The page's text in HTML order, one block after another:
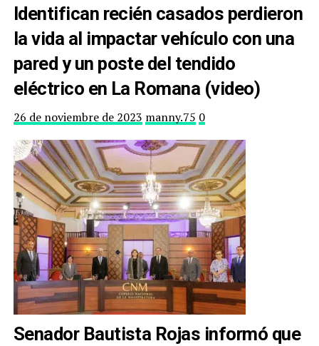
Identifican recién casados perdieron
la vida al impactar vehículo con una
pared y un poste del tendido
eléctrico en La Romana (video)
26 de noviembre de 2023 manny.75 0
Senador Bautista Rojas informó que